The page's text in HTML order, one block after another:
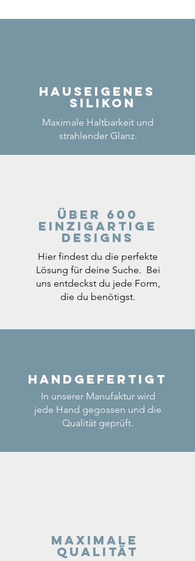
Hauseigenes
Silikon
Maximale Haltbarkeit und
strahlender Glanz.
Über 600
einzigartige
Designs
Hier findest du die perfekte
Lösung für deine Suche. Bei
uns entdeckst du jede Form,
die du benötigst.
Handgefertigt
In unserer Manufaktur wird
jede Hand gegossen und die
Qualität geprüft.
Maximale
Qualität